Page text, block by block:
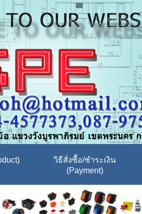
วิธีสั่งซื้อ/ชำระเงิน
(Payment)